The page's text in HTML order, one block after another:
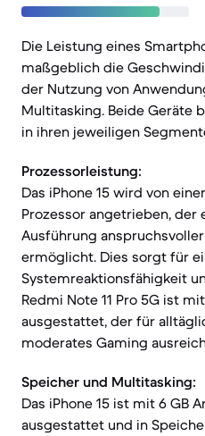
Die Leistung eines
maßgeblich die
der Nutzung von
Multitasking. Beide Geräte
in ihren jeweiligen
Prozessorleistung:
Das iPhone 15 wird von
Prozessor angetrieben, der
Ausführung
ermöglicht. Dies sorgt für
Systemreaktionsfähigkeit
Redmi Note 11 Pro 5G ist
ausgestattet, der für
moderates Gaming
Speicher und Multitasking:
Das iPhone 15 ist mit 6 GB
ausgestattet und in